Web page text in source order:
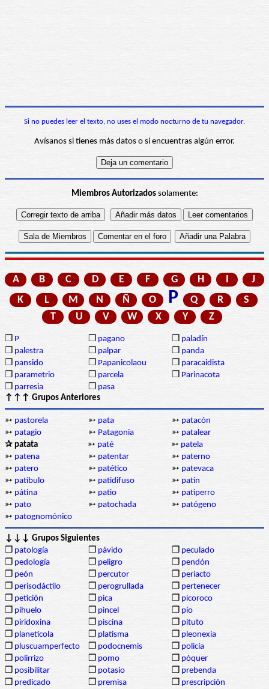
Si no puedes leer el texto, no uses el modo nocturno de tu navegador.
Avísanos si tienes más datos o si encuentras algún error.
Miembros Autorizadossolamente:
A B C D E F G H
J
K
L M N Ñ O P Q R
S
T
U V W X Y Z
❒ P ❒ pagano ❒ paladín
❒ palestra ❒ palpar ❒ panda
❒ pansido ❒ Papanicolaou ❒ paracaidista
❒ parametrio ❒ parcela ❒ Parinacota
❒ parresia ❒ pasa
↑↑↑ Grupos Anteriores
➳ pastorela ➳ pata ➳ patacón
➳ patagio ➳ Patagonia ➳ patalear
✰ patata
➳ paté ➳ patela
➳ patena ➳ patentar ➳ paterno
➳ patero ➳ patético ➳ patevaca
➳ patíbulo ➳ patidifuso ➳ patín
➳ pátina ➳ patio ➳ patiperro
➳ pato ➳ patochada ➳ patógeno
➳ patognomónico
↓↓↓ Grupos Siguientes
❒ patología ❒ pávido ❒ peculado
❒ pedología ❒ peligro ❒ pendón
❒ peón ❒ percutor ❒ periacto
❒ perisodáctilo ❒ perogrullada ❒ pertenecer
❒ petición ❒ pica ❒ picoroco
❒ pihuelo ❒ pincel ❒ pío
❒ piridoxina ❒ piscina ❒ pituto
❒ planetícola ❒ platisma ❒ pleonexia
❒ pluscuamperfecto ❒ podocnemis ❒ policía
❒ polirrizo ❒ pomo ❒ póquer
❒ posibilitar ❒ potasio ❒ prebenda
❒ predicado ❒ premisa ❒ prescripción